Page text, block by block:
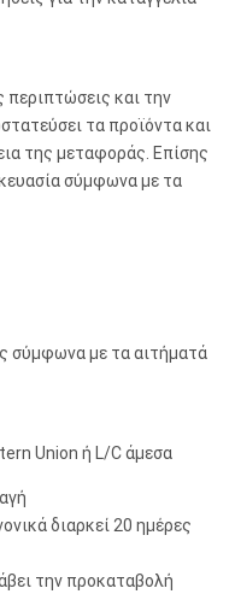
περιπτώσεις και την
τα προϊόντα και
της μεταφοράς. Επίσης
σύμφωνα με τα
σύμφωνα με τα αιτήματά
Union ή L/C άμεσα
διαρκεί 20 ημέρες
την προκαταβολή